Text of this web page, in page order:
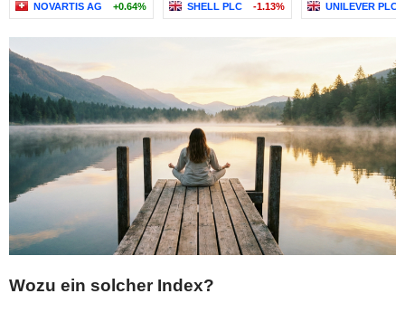
NOVARTIS AG +0.64% SHELL PLC -1.13% UNILEVER PLC
Wozu ein solcher Index?